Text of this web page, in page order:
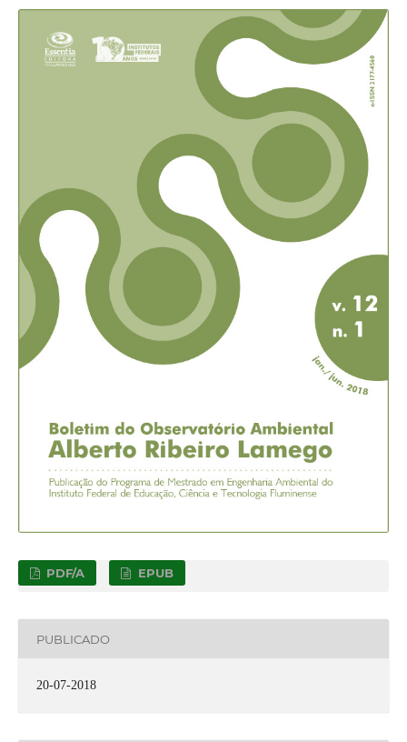
PDF/A EPUB
PUBLICADO
20-07-2018